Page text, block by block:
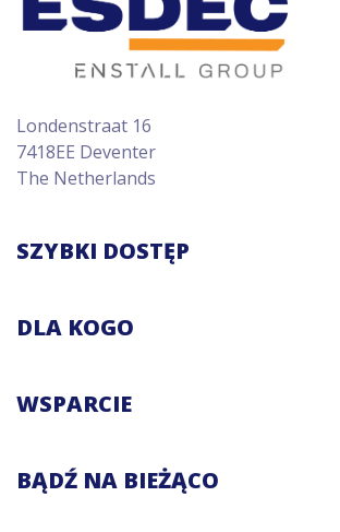
Londenstraat 16
7418EE Deventer
The Netherlands
SZYBKI DOSTĘP
DLA KOGO
WSPARCIE
BĄDŹ NA BIEŻĄCO